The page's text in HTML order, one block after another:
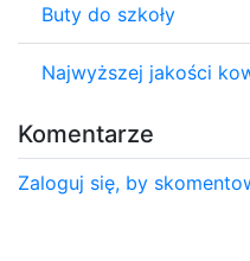
Buty do szkoły
Najwyższej jakości
Komentarze
Zaloguj się, by